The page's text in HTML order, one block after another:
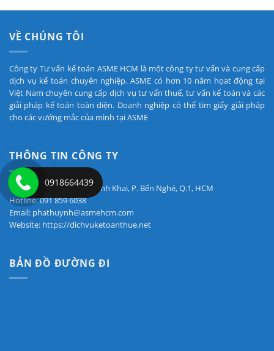
VỀ CHÚNG TÔI
Công ty Tư vấn kế toán ASME HCM là một công ty tư vấn và cung cấp
dịch vụ kế toán chuyên nghiệp. ASME có hơn 10 năm họat động tại
Việt Nam chuyên cung cấp dịch vụ tư vấn thuế, tư vấn kế toán và các
giải pháp kế toán toàn diện. Doanh nghiệp có thể tìm giấy giải pháp
cho các vướng mắc của mình tại ASME
THÔNG TIN CÔNG TY
Địa chỉ: 7A Nguyễn Thị Minh Khai, P. Bến Nghé, Q.1, HCM
Hotline: 091 859 6038
Email: phathuynh@asmehcm.com
Website: https://dichvuketoanthue.net
BẢN ĐỒ ĐƯỜNG ĐI
0918664439